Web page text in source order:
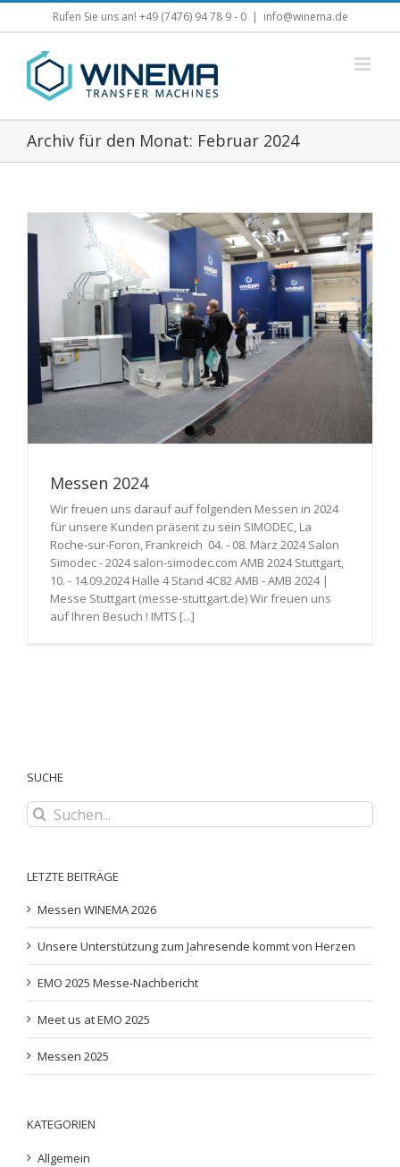
Zum
Rufen Sie uns an! +49 (7476) 94 78 9 - 0 | info@winema.de
Archiv für den Monat: Februar 2024
Messen 2024
Wir freuen uns darauf auf folgenden Messen in 2024
für unsere Kunden präsent zu sein SIMODEC, La
Roche-sur-Foron, Frankreich 04. - 08. März 2024 Salon
Simodec - 2024 salon-simodec.com AMB 2024 Stuttgart,
10. - 14.09.2024 Halle 4 Stand 4C82 AMB - AMB 2024 |
Messe Stuttgart (messe-stuttgart.de) Wir freuen uns
auf Ihren Besuch ! IMTS [...]
SUCHE
Suche
nach:
LETZTE BEITRÄGE
Messen WINEMA 2026
Unsere Unterstützung zum Jahresende kommt von Herzen
EMO 2025 Messe-Nachbericht
Meet us at EMO 2025
Messen 2025
KATEGORIEN
Allgemein